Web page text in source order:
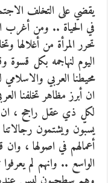
يقضي على التخلف
في الحياة .. ومن أغرب
تحرر المرأة من أغلالها
اليوم لنهاجمه بكل قسوة
محيطنا العربي
ان أبرز مظاهر تخلفنا
لكل ذي عقل راجح ، ان
يسبّون ويشتمون رجالاتنا
أعمالهم في اصولها ،
الواسع .. وانهم لم يعرفوا